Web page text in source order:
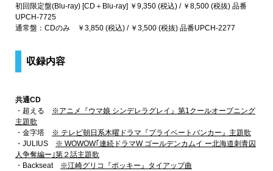
初回限定盤(Blu-ray) [CD＋Blu-ray] ￥9,350 (税込) / ￥8,500 (税抜) 品番
UPCH-7725
通常盤：CDのみ ￥3,850 (税込) / ￥3,500 (税抜) 品番UPCH-2277
収録内容
共通CD
・超える ※アニメ『ウマ娘 シンデレラグレイ』第1クールオープニング
主題歌
・金字塔 ※ テレビ朝日系木曜ドラマ『プライベートバンカー』主題歌
・JULIUS ※ WOWOW｢連続ドラマW ゴールデンカムイ ー北海道刺青囚
人争奪編ー｣第２話主題歌
・Backseat ※江崎グリコ『ポッキー』タイアップ曲